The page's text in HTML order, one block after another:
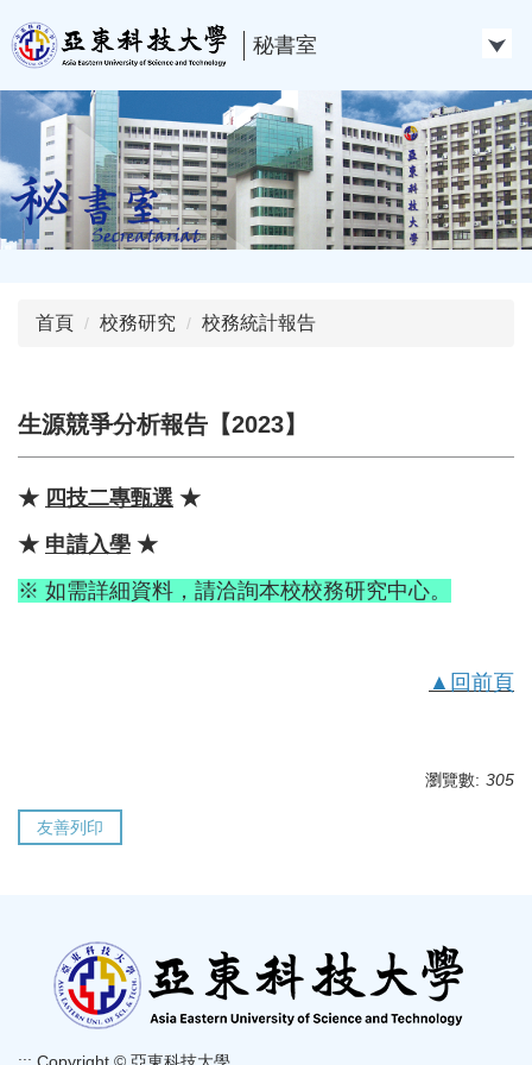
到
主
要
內
區
秘書室
首頁 校務研究 校務統計報告
生源競爭分析報告【2023】
★ 四技二專甄選 ★
★ 申請入學 ★
※ 如需詳細資料，請洽詢本校校務研究中心。
▲回前頁
瀏覽數: 305
友善列印